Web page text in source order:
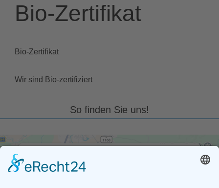
Bio-Zertifikat
Bio-Zertifikat
Wir sind Bio-zertifiziert
So finden Sie uns!
Wir benötigen Ihre Zustimmung, um
den Google Maps-Service zu laden!